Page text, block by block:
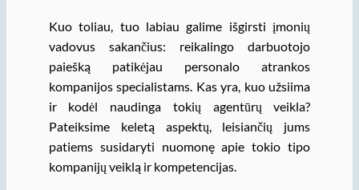
Kuo toliau, tuo labiau galime išgirsti įmonių
vadovus sakančius: reikalingo darbuotojo
paiešką patikėjau personalo atrankos
kompanijos specialistams. Kas yra, kuo užsiima
ir kodėl naudinga tokių agentūrų veikla?
Pateiksime keletą aspektų, leisiančių jums
patiems susidaryti nuomonę apie tokio tipo
kompanijų veiklą ir kompetencijas.